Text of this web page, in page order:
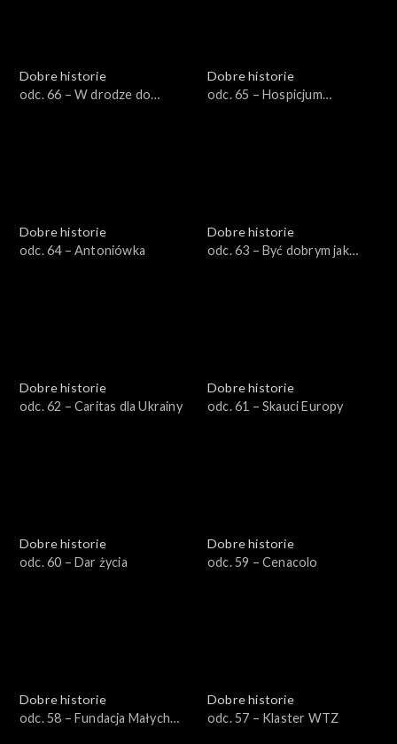
Dobre historie
odc. 66 – W drodze do
Dobre historie
odc. 65 – Hospicjum
Dobre historie
odc. 64 – Antoniówka
Dobre historie
odc. 63 – Być dobrym jak
Dobre historie
odc. 62 – Caritas dla Ukrainy
Dobre historie
odc. 61 – Skauci Europy
Dobre historie
odc. 60 – Dar życia
Dobre historie
odc. 59 – Cenacolo
Dobre historie
odc. 58 – Fundacja Małych
Dobre historie
odc. 57 – Klaster WTZ